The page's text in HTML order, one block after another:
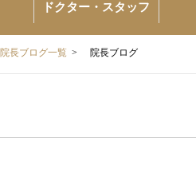
ドクター・スタッフ
院長ブログ一覧 > 院長ブログ